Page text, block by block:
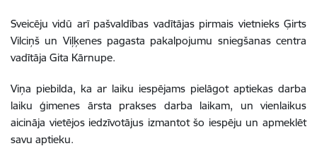
Sveicēju vidū arī pašvaldības vadītājas pirmais vietnieks Ģirts
Vilciņš un Viļķenes pagasta pakalpojumu sniegšanas centra
vadītāja Gita Kārnupe.
Viņa piebilda, ka ar laiku iespējams pielāgot aptiekas darba
laiku ģimenes ārsta prakses darba laikam, un vienlaikus
aicināja vietējos iedzīvotājus izmantot šo iespēju un apmeklēt
savu aptieku.